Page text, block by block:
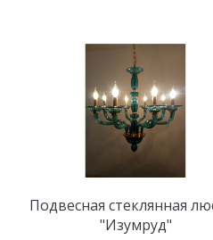
Подвесная стеклянная
"Изумруд"